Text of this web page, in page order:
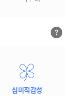
심미적감성